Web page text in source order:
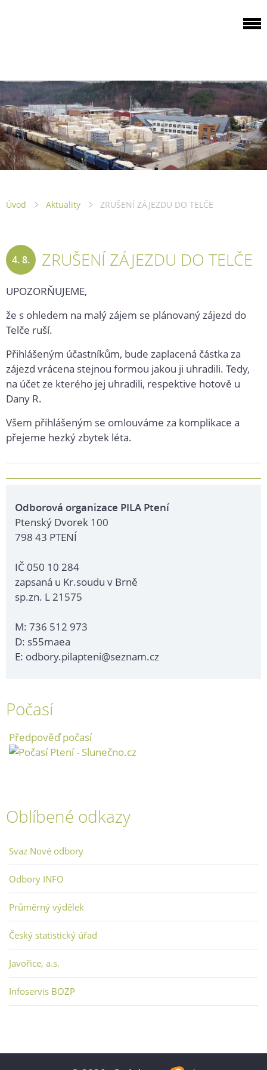
Úvod Aktuality ZRUŠENÍ ZÁJEZDU DO TELČE
4. 8.
2025
ZRUŠENÍ ZÁJEZDU DO TELČE
UPOZORŇUJEME,
že s ohledem na malý zájem se plánovaný zájezd do
Telče ruší.
Přihlášeným účastníkům, bude zaplacená částka za
zájezd vrácena stejnou formou jakou ji uhradili. Tedy,
na účet ze kterého jej uhradili, respektive hotově u
Dany R.
Všem přihlášeným se omlouváme za komplikace a
přejeme hezký zbytek léta.
Odborová organizace PILA Ptení
Ptenský Dvorek 100
798 43 PTENÍ
IČ 050 10 284
zapsaná u Kr.soudu v Brně
sp.zn. L 21575
M: 736 512 973
D: s55maea
E: odbory.pilapteni@seznam.cz
Počasí
Předpověď počasí
Oblíbené odkazy
Svaz Nové odbory
Odbory INFO
Průměrný výdělek
Český statistický úřad
Javořice, a.s.
Infoservis BOZP